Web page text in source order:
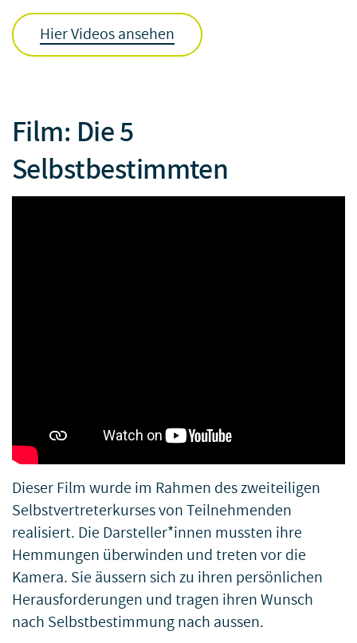
Hier Videos ansehen
Film: Die 5
Selbstbestimmten
Dieser Film wurde im Rahmen des zweiteiligen
Selbstvertreterkurses von Teilnehmenden
realisiert. Die Darsteller*innen mussten ihre
Hemmungen überwinden und treten vor die
Kamera. Sie äussern sich zu ihren persönlichen
Herausforderungen und tragen ihren Wunsch
nach Selbstbestimmung nach aussen.